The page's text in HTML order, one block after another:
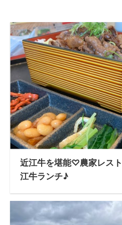
近江牛を堪能♡農家レス
江牛ランチ♪